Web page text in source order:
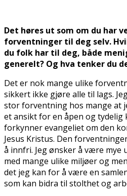
Det høres ut som om du har
forventninger til deg selv.
du folk har til deg, både
generelt? Og hva tenker du
Det er nok mange ulike
sikkert ikke gjøre alle til lags.
stor forventning hos mange at
et ansikt for en åpen og tydelig
forkynner evangeliet om den
Jesus Kristus. Den
å innfri. Jeg ønsker å være mye
med mange ulike miljøer og
det jeg kan for å være en
som kan bidra til stolthet og